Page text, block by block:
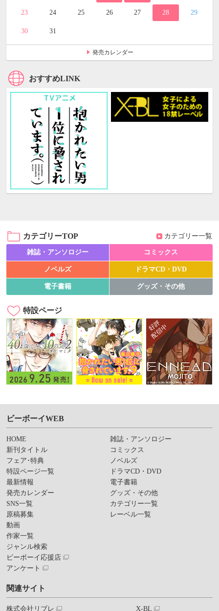
23 24 25 26 27 28 29
30 31
発売カレンダー
おすすめLINK
カテゴリーTOP カテゴリー一覧
雑誌・アンソロジー コミックス
ノベルズ ドラマCD・DVD
電子書籍 グッズ・その他
特設ページ
ビーボーイWEB
HOME
新刊タイトル
フェア･特典
特設ページ一覧
最新情報
発売カレンダー
SNS一覧
原稿募集
動画
作家一覧
ジャンル検索
ビーボーイ応援店
アンケート
雑誌・アンソロジー
コミックス
ノベルズ
ドラマCD・DVD
電子書籍
グッズ・その他
カテゴリー一覧
レーベル一覧
関連サイト
株式会社リブレ X-BL